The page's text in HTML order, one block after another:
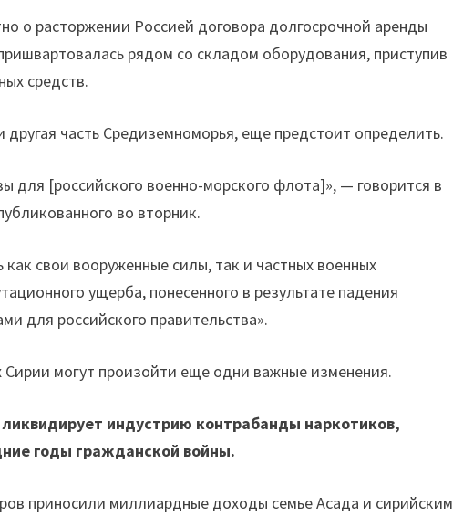
о расторжении Россией договора долгосрочной аренды
рядом со складом оборудования, приступив
средств.
часть Средиземноморья, еще предстоит определить.
для [российского военно-морского флота]», — говорится в
во вторник.
свои вооруженные силы, так и частных военных
ущерба, понесенного в результате падения
для российского правительства».
могут произойти еще одни важные изменения.
индустрию контрабанды наркотиков,
годы гражданской войны.
приносили миллиардные доходы семье Асада и сирийским